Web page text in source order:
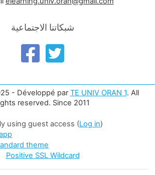
شبكاتنا الاجتماعية
- Développé par TE UNIV ORAN 1. All
reserved. Since 2011
using guest access (Log in)
theme
Positive SSL Wildcard